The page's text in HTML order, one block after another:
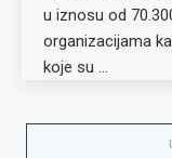
u iznosu od
organizacijama
koje su …